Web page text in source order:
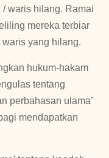
waris hilang. Ramai
mereka terbiar
yang hilang.
hukum-hakam
tentang
perbahasan ulama’
mendapatkan